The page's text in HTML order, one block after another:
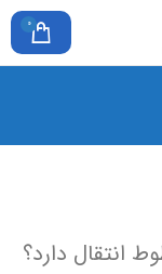
0
انتقال دارد؟